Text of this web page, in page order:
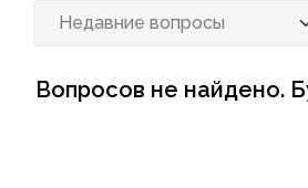
Вопросов не найдено.